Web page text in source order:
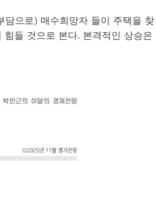
담으로) 매수희망자 들이 주택을 찾
들 것으로 본다. 본격적인 상승은